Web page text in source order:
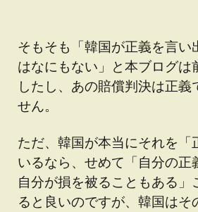
そもそも「韓国が正義を言い
はなにもない」と本ブログは
したし、あの賠償判決は正義
せん。
ただ、韓国が本当にそれを「
いるなら、せめて「自分の正
自分が損を被ることもある」
ると良いのですが、韓国はそ